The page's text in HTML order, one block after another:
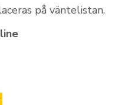
på väntelistan.